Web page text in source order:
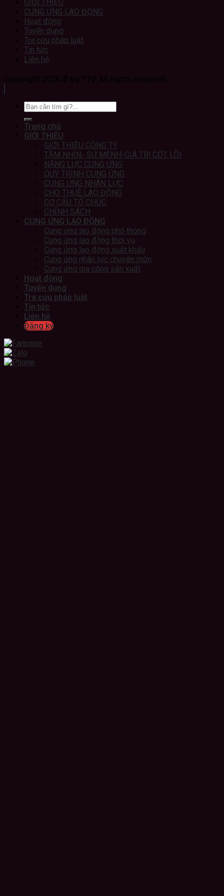
GIỚI THIỆU
CUNG ỨNG LAO ĐỘNG
Hoạt động
Tuyển dụng
Tra cứu pháp luật
Tin tức
Liên hệ
Trang chủ
GIỚI THIỆU
GIỚI THIỆU CÔNG TY
TẦM NHÌN- SỨ MỆNH-GIÁ TRỊ CỐT LÕI
NĂNG LỰC CUNG ỨNG
QUY TRÌNH CUNG ỨNG
CUNG ỨNG NHÂN LỰC
CHO THUÊ LAO ĐỘNG
CƠ CẤU TỔ CHỨC
CHÍNH SÁCH
CUNG ỨNG LAO ĐỘNG
Cung ứng lao động phổ thông
Cung ứng lao động thời vụ
Cung ứng lao động xuất khẩu
Cung ứng nhân lực chuyên môn
Cung ứng gia công sản xuất
Hoạt động
Tuyển dụng
Tra cứu pháp luật
Tin tức
Liên hệ
Đăng ký